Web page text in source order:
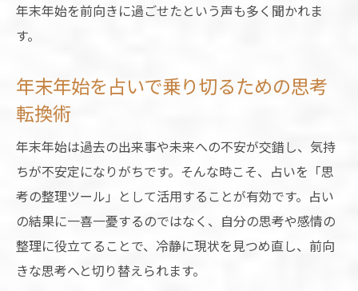
運気を高めるための占い活用ルーティン例
年末年始の開運にはどんな占いが効果的か
運気アップを目指すなら年末年始の占い活用法
年末年始の運気アップに役立つ占いの使い
方
占いを味方にする年末年始のポジティブ思
考術
年末年始の運気を底上げするおすすめ占い
習慣
年末年始を前向きに過ごせたという声も多く聞かれま
す。
年末年始を占いで乗り切るための思考
転換術
年末年始は過去の出来事や未来への不安が交錯し、気持
ちが不安定になりがちです。そんな時こそ、占いを「思
考の整理ツール」として活用することが有効です。占い
の結果に一喜一憂するのではなく、自分の思考や感情の
整理に役立てることで、冷静に現状を見つめ直し、前向
きな思考へと切り替えられます。